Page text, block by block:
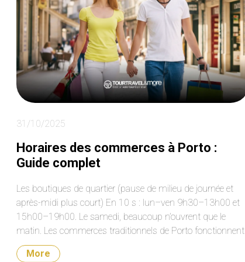
amazing! She made our
day exactly what we
wanted!
31/10/2025
Horaires des commerces à Porto :
Guide complet
Les boutiques de quartier (pause de milieu de journée et
après-midi plus court) En 10 s : lun–ven 9h30–13h00 et
15h00–19h00. Le samedi, beaucoup n’ouvrent que le
matin. Les commerces traditionnels de Porto fonctionnent
en journée fractionnée en semaine. Le matin, ouverture vers
9h30 jusqu’à 13h00. L’après-midi, reprise vers 15h00 et
More